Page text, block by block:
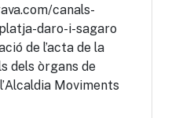
canals-
daro-i-sagaro
de l’acta de la
dels òrgans de
Moviments